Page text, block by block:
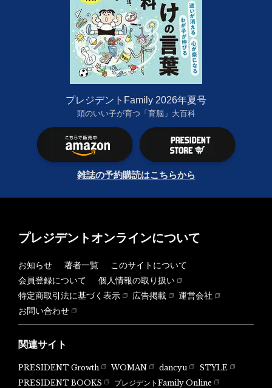
プレジデントFamily 2026年夏号
頭のいい子が育つ「育脳」大百科
雑誌の予約購読はこちらから
プレジデントオンラインについて
お知らせ 著者一覧
このサイトについて
会員登録について
個人情報の取り扱い
特定商取引法に基づく表示
広告掲載
運営会社
お問い合わせ
関連サイト
PRESIDENT Growth WOMAN dancyu
STYLE
PRESIDENT BOOKS
プレジデントFamily Online